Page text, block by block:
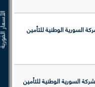
السورية الوطنية للتأمين
السورية الوطنية للتأمين